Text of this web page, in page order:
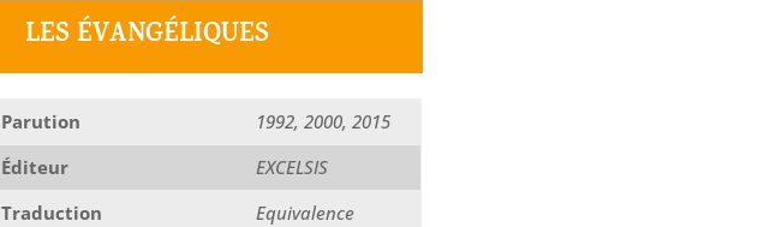
LES ÉVANGÉLIQUES
Parution
1992, 2000, 2015
Éditeur
EXCELSIS
Traduction
Equivalence